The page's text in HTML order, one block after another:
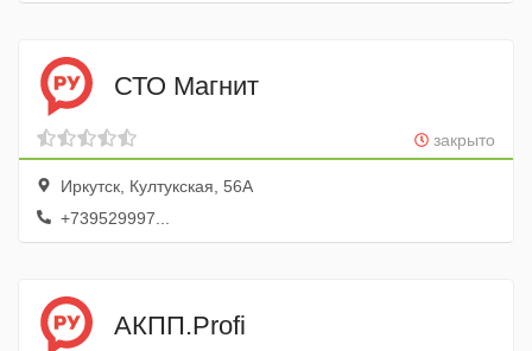
СТО Магнит
закрыто
Иркутск, Култукская, 56А
+739529997...
АКПП.Profi